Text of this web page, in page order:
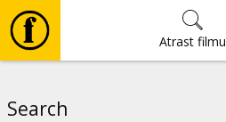
Atrast filmu
Search